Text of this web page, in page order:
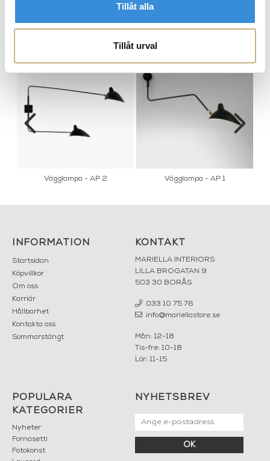
Tillåt alla
Tillåt urval
MER FRÅN SERGE MOUILLE
Vägglampa - AP 2 Vägglampa - AP 1
INFORMATION
Startsidan
Köpvillkor
Om oss
Karriär
Hållbarhet
Kontakta oss
Sommarstängt
KONTAKT
MARIELLA INTERIORS
LILLA BROGATAN 9
503 30 BORÅS
033 10 75 76
info@mariellastore.se
Mån: 12-18
Tis-fre: 10-18
Lör: 11-15
POPULÄRA
KATEGORIER
Nyheter
Fornasetti
Fotokonst
NYHETSBREV
OK